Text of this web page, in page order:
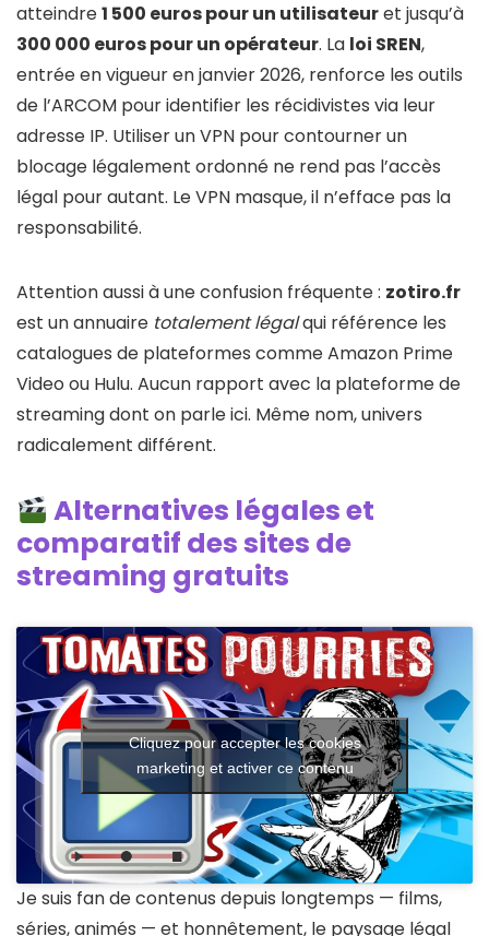
atteindre1 500 euros pour un utilisateuret jusqu’à
300 000 euros pour un opérateur. La loi SREN,
entrée en vigueur en janvier 2026, renforce les outils
de l’ARCOM pour identifier les récidivistes via leur
adresse IP. Utiliser un VPN pour contourner un
blocage légalement ordonné ne rend pas l’accès
légal pour autant. Le VPN masque, il n’efface pas la
responsabilité.
Attention aussi à une confusion fréquente : zotiro.fr
est un annuaire totalement légalqui référence les
catalogues de plateformes comme Amazon Prime
Video ou Hulu. Aucun rapport avec la plateforme de
streaming dont on parle ici. Même nom, univers
radicalement différent.
Alternatives légales et
comparatif des sites de
streaming gratuits
Cliquez pour accepter les cookies
marketing et activer ce contenu
Je suis fan de contenus depuis longtemps — films,
séries, animés — et honnêtement, le paysage légal